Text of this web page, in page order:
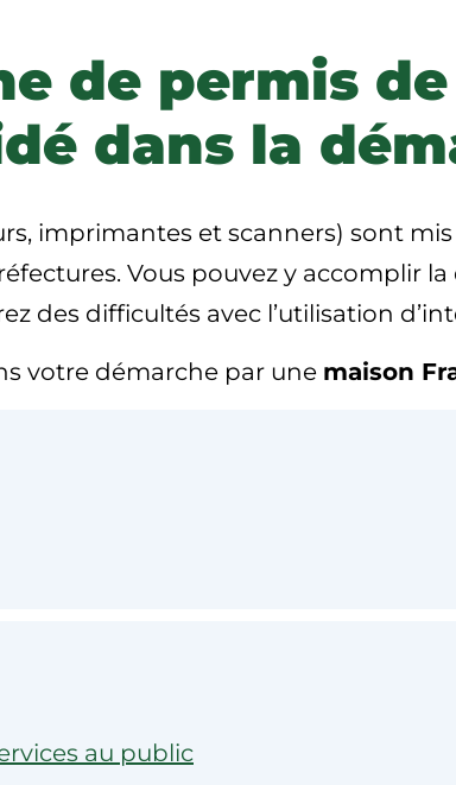
de permis
dans la
imprimantes et scanners) sont
Vous pouvez y accomplir
des difficultés avec l’utilisation
votre démarche par une maison
au public